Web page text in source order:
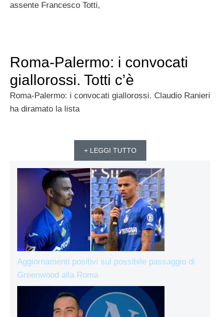
assente Francesco Totti,
Roma-Palermo: i convocati
giallorossi. Totti c’è
Roma-Palermo: i convocati giallorossi. Claudio Ranieri
ha diramato la lista
+ LEGGI TUTTO
Aggiornamenti positivi sul possibile passaggio di
Greenwood alla Roma